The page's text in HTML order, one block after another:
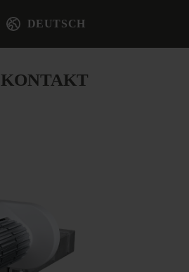
DEUTSCH
KONTAKT